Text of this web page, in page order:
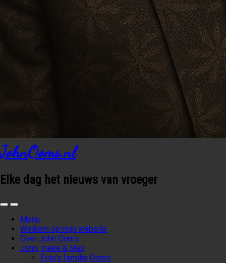
JohnOoms.nl
Elke dag het nieuws van vroeger
Menu
Welkom op mijn website
Over John Ooms
John, Ineke & Max
Foto’s familie Ooms